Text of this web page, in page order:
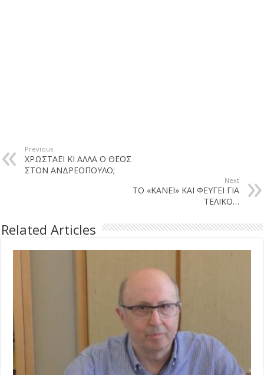
Previous
ΧΡΩΣΤΑΕΙ ΚΙ ΑΛΛΑ Ο ΘΕΟΣ
ΣΤΟΝ ΑΝΔΡΕΟΠΟΥΛΟ;
Next
ΤΟ «ΚΑΝΕΙ» ΚΑΙ ΦΕΥΓΕΙ ΓΙΑ
ΤΕΛΙΚΟ…
Related Articles